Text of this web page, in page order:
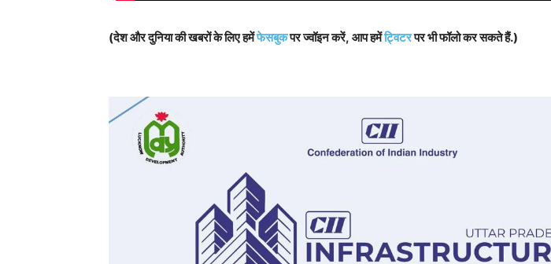
(देश और दुनिया की खबरों के लिए हमेंफेसबुकपर ज्वॉइन करें, आप हमेंट्विटरपर भी फॉलो कर सकते हैं.)